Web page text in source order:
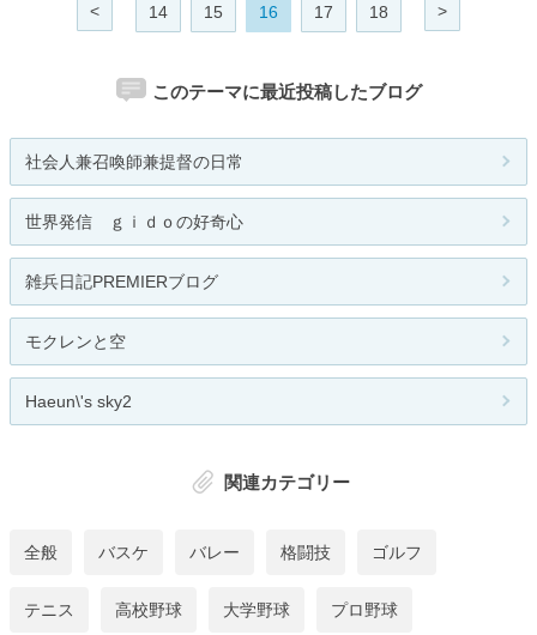
< 14 15 16 17 18 >
このテーマに最近投稿したブログ
社会人兼召喚師兼提督の日常
世界発信 ｇｉｄｏの好奇心
雑兵日記PREMIERブログ
モクレンと空
Haeun\'s sky2
関連カテゴリー
全般 バスケ バレー 格闘技 ゴルフ
テニス 高校野球 大学野球 プロ野球